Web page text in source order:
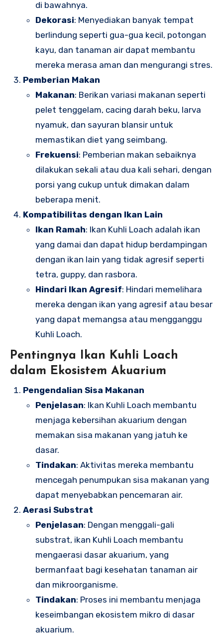
di bawahnya.
Dekorasi: Menyediakan banyak tempat
berlindung seperti gua-gua kecil, potongan
kayu, dan tanaman air dapat membantu
mereka merasa aman dan mengurangi stres.
Pemberian Makan
Makanan: Berikan variasi makanan seperti
pelet tenggelam, cacing darah beku, larva
nyamuk, dan sayuran blansir untuk
memastikan diet yang seimbang.
Frekuensi: Pemberian makan sebaiknya
dilakukan sekali atau dua kali sehari, dengan
porsi yang cukup untuk dimakan dalam
beberapa menit.
Kompatibilitas dengan Ikan Lain
Ikan Ramah: Ikan Kuhli Loach adalah ikan
yang damai dan dapat hidup berdampingan
dengan ikan lain yang tidak agresif seperti
tetra, guppy, dan rasbora.
Hindari Ikan Agresif: Hindari memelihara
mereka dengan ikan yang agresif atau besar
yang dapat memangsa atau mengganggu
Kuhli Loach.
Pentingnya Ikan Kuhli Loach
dalam Ekosistem Akuarium
Pengendalian Sisa Makanan
Penjelasan: Ikan Kuhli Loach membantu
menjaga kebersihan akuarium dengan
memakan sisa makanan yang jatuh ke
dasar.
Tindakan: Aktivitas mereka membantu
mencegah penumpukan sisa makanan yang
dapat menyebabkan pencemaran air.
Aerasi Substrat
Penjelasan: Dengan menggali-gali
substrat, ikan Kuhli Loach membantu
mengaerasi dasar akuarium, yang
bermanfaat bagi kesehatan tanaman air
dan mikroorganisme.
Tindakan: Proses ini membantu menjaga
keseimbangan ekosistem mikro di dasar
akuarium.